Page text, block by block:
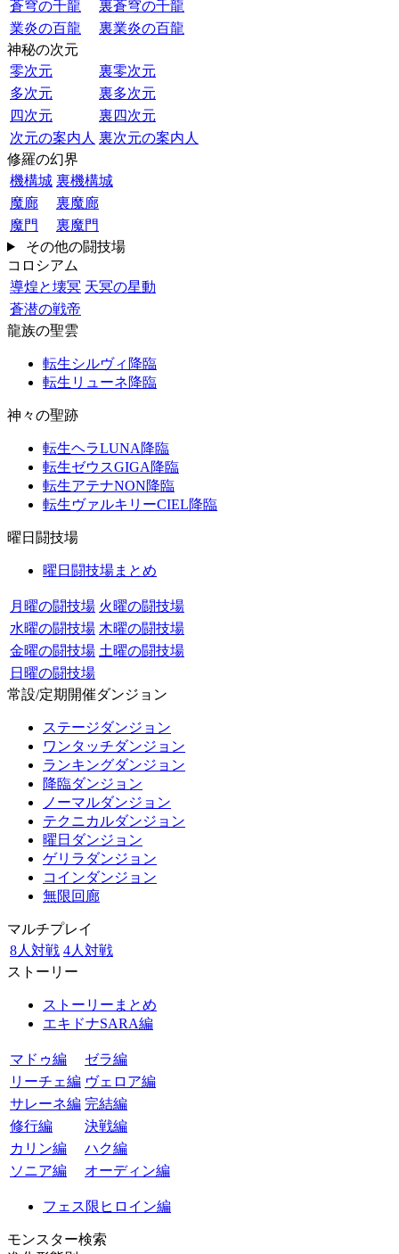
蒼穹の千龍
裏蒼穹の千龍
業炎の百龍
裏業炎の百龍
神秘の次元
零次元
裏零次元
多次元
裏多次元
四次元
裏四次元
次元の案内人 裏次元の案内人
修羅の幻界
機構城 裏機構城
魔廊
裏魔廊
魔門
裏魔門
その他の闘技場
コロシアム
導煌と壊冥 天冥の星動
蒼潜の戦帝
龍族の聖雲
転生シルヴィ降臨
転生リューネ降臨
神々の聖跡
転生ヘラLUNA降臨
転生ゼウスGIGA降臨
転生アテナNON降臨
転生ヴァルキリーCIEL降臨
曜日闘技場
曜日闘技場まとめ
月曜の闘技場 火曜の闘技場
水曜の闘技場 木曜の闘技場
金曜の闘技場 土曜の闘技場
日曜の闘技場
常設/定期開催ダンジョン
ステージダンジョン
ワンタッチダンジョン
ランキングダンジョン
降臨ダンジョン
ノーマルダンジョン
テクニカルダンジョン
曜日ダンジョン
ゲリラダンジョン
コインダンジョン
無限回廊
マルチプレイ
8人対戦 4人対戦
ストーリー
ストーリーまとめ
エキドナSARA編
マドゥ編
ゼラ編
リーチェ編 ヴェロア編
サレーネ編 完結編
修行編
決戦編
カリン編
ハク編
ソニア編
オーディン編
フェス限ヒロイン編
モンスター検索